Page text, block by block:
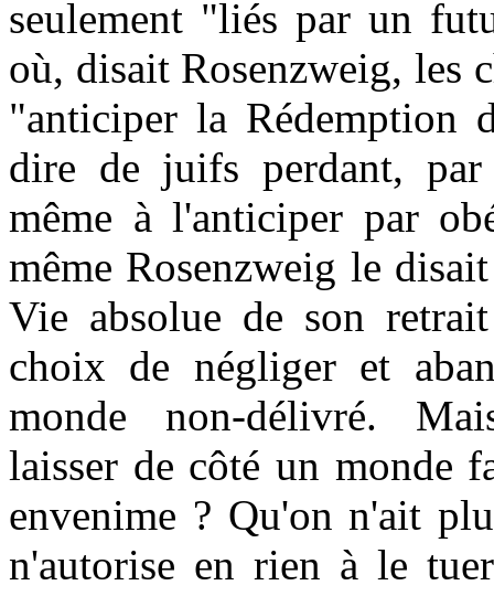
seulement "liés par un
où, disait Rosenzweig, les
"anticiper la Rédemption
dire de juifs perdant,
même à l'anticiper par
même Rosenzweig le
Vie absolue de son
choix de négliger et
monde non-délivré.
laisser de côté un monde
envenime ? Qu'on n'ait
n'autorise en rien à le